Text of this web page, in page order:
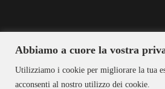
Abbiamo a cuore la vostra
Utilizziamo i cookie per migliorare la tua
acconsenti al nostro utilizzo dei cookie.